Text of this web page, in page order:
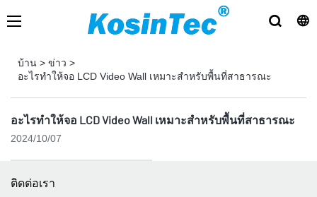
บ้าน > ข่าว >
อะไรทำให้จอ LCD Video Wall เหมาะสำหรับพื้นที่สาธารณะ
อะไรทำให้จอ LCD Video Wall เหมาะสำหรับพื้นที่สาธารณะ
2024/10/07
ติดต่อเรา